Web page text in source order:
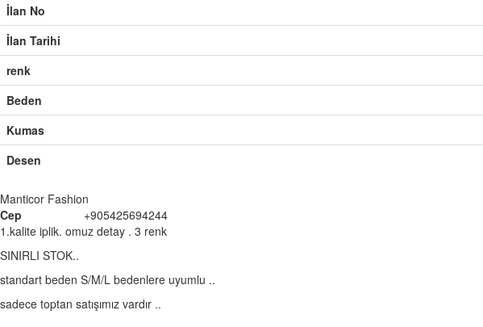
İlan No
İlan Tarihi
renk
Beden
Kumas
Desen
Manticor Fashion
Cep
+905425694244
1.kalite iplik. omuz detay . 3 renk
SINIRLI STOK..
standart beden S/M/L bedenlere uyumlu ..
sadece toptan satışımız vardır ..